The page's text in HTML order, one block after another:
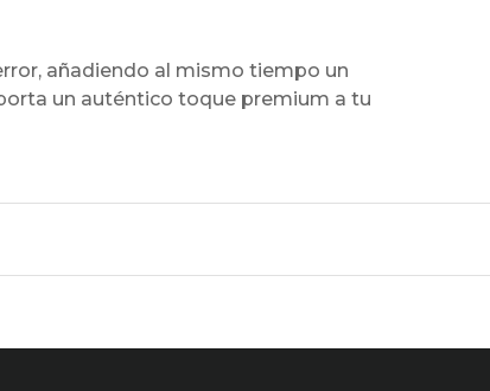
añadiendo al mismo tiempo un
un auténtico toque premium a tu